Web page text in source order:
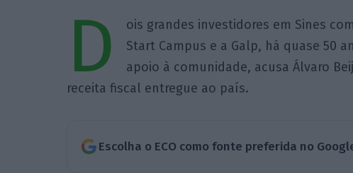
D
ois grandes investidores em Sines
Start Campus e a Galp, há quase 50
apoio à comunidade, acusa Álvaro
receita fiscal entregue ao país.
Escolha o ECO como fonte preferida no